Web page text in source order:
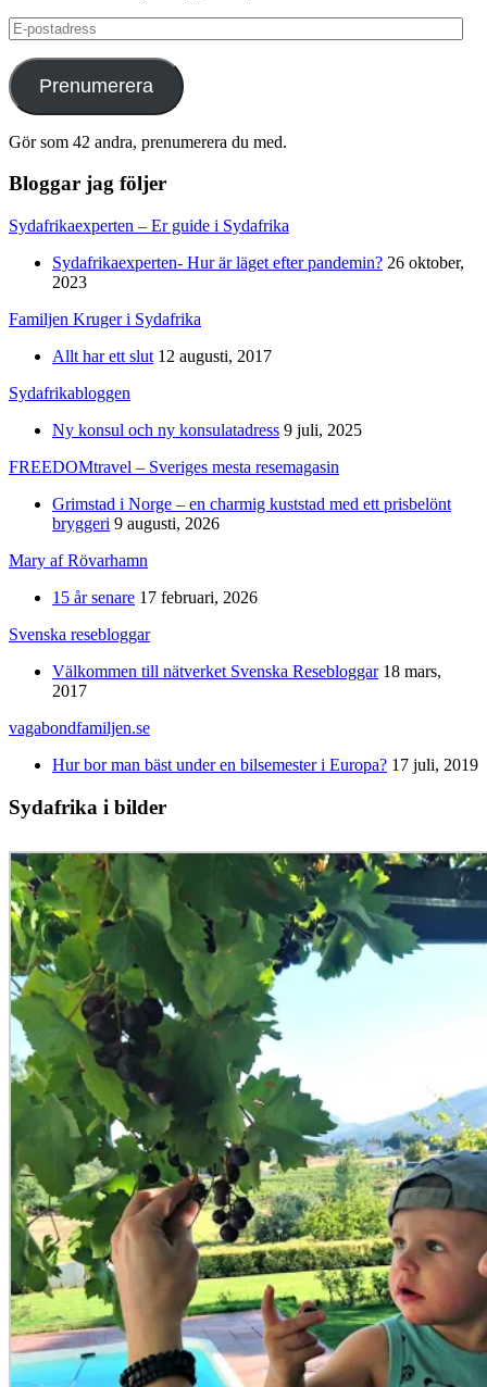
E-
postadress
Prenumerera
Gör som 42 andra, prenumerera du med.
Bloggar jag följer
Sydafrikaexperten – Er guide i Sydafrika
Sydafrikaexperten- Hur är läget efter pandemin? 26 oktober,
2023
Familjen Kruger i Sydafrika
Allt har ett slut 12 augusti, 2017
Sydafrikabloggen
Ny konsul och ny konsulatadress 9 juli, 2025
FREEDOMtravel – Sveriges mesta resemagasin
Grimstad i Norge – en charmig kuststad med ett prisbelönt
bryggeri 9 augusti, 2026
Mary af Rövarhamn
15 år senare 17 februari, 2026
Svenska resebloggar
Välkommen till nätverket Svenska Resebloggar 18 mars,
2017
vagabondfamiljen.se
Hur bor man bäst under en bilsemester i Europa? 17 juli, 2019
Sydafrika i bilder